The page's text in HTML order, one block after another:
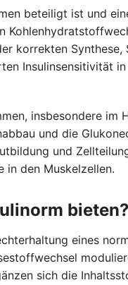
beteiligt ist und
korrekten
Insulinsensitivität
insbesondere
und die
und
in den Muskelzellen.
bieten?
eines
sich die